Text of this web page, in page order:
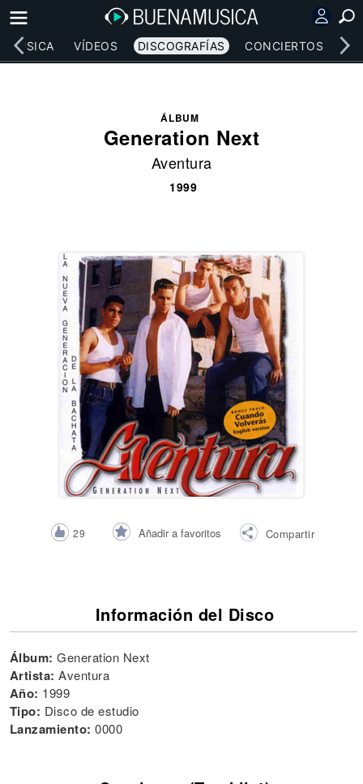
MÚSICA VÍDEOS DISCOGRAFÍAS CONCIERTOS
ÁLBUM
Generation Next
Aventura
1999
29 Añadir a favoritos Compartir
Información del Disco
Álbum: Generation Next
Artista: Aventura
Año: 1999
Tipo: Disco de estudio
Lanzamiento: 0000